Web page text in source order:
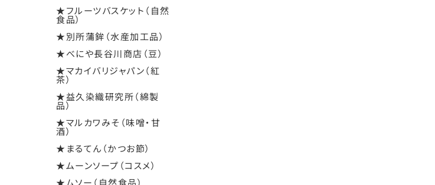
★フルーツバスケット（自然
食品）
★別所蒲鉾（水産加工品）
★べにや長谷川商店（豆）
★マカイバリジャパン（紅
茶）
★益久染織研究所（綿製
品）
★マルカワみそ（味噌・甘
酒）
★まるてん（かつお節）
★ムーンソープ（コスメ）
★ムソー（自然食品）